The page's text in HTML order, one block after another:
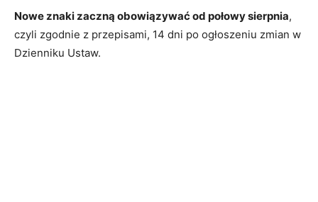
Nowe znaki zaczną obowiązywać od połowy sierpnia,
czyli zgodnie z przepisami, 14 dni po ogłoszeniu zmian w
Dzienniku Ustaw.